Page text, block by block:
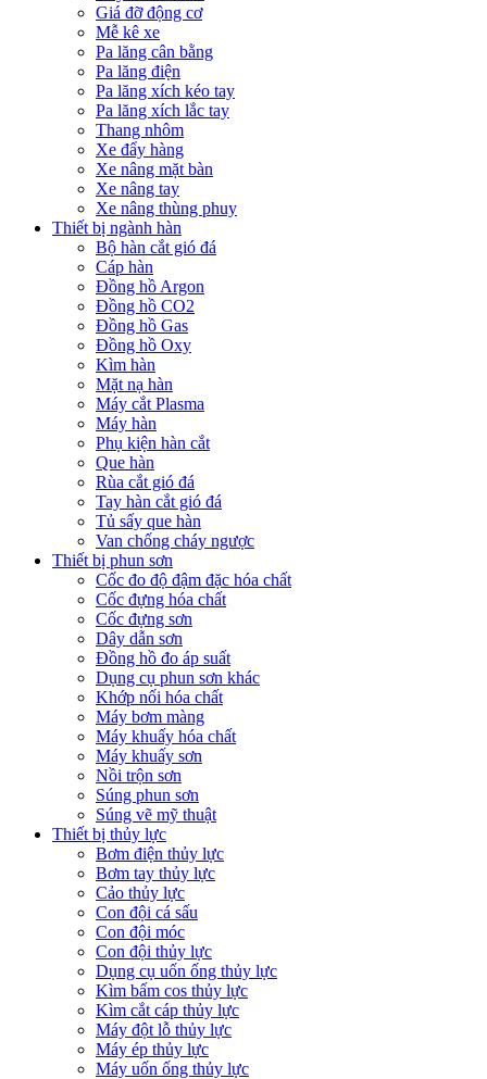
Giá đỡ động cơ
Mễ kê xe
Pa lăng cân bằng
Pa lăng điện
Pa lăng xích kéo tay
Pa lăng xích lắc tay
Thang nhôm
Xe đẩy hàng
Xe nâng mặt bàn
Xe nâng tay
Xe nâng thùng phuy
Thiết bị ngành hàn
Bộ hàn cắt gió đá
Cáp hàn
Đồng hồ Argon
Đồng hồ CO2
Đồng hồ Gas
Đồng hồ Oxy
Kìm hàn
Mặt nạ hàn
Máy cắt Plasma
Máy hàn
Phụ kiện hàn cắt
Que hàn
Rùa cắt gió đá
Tay hàn cắt gió đá
Tủ sấy que hàn
Van chống cháy ngược
Thiết bị phun sơn
Cốc đo độ đậm đặc hóa chất
Cốc đựng hóa chất
Cốc đựng sơn
Dây dẫn sơn
Đồng hồ đo áp suất
Dụng cụ phun sơn khác
Khớp nối hóa chất
Máy bơm màng
Máy khuấy hóa chất
Máy khuấy sơn
Nồi trộn sơn
Súng phun sơn
Súng vẽ mỹ thuật
Thiết bị thủy lực
Bơm điện thủy lực
Bơm tay thủy lực
Cảo thủy lực
Con đội cá sấu
Con đội móc
Con đội thủy lực
Dụng cụ uốn ống thủy lực
Kìm bấm cos thủy lực
Kìm cắt cáp thủy lực
Máy đột lỗ thủy lực
Máy ép thủy lực
Máy uốn ống thủy lực